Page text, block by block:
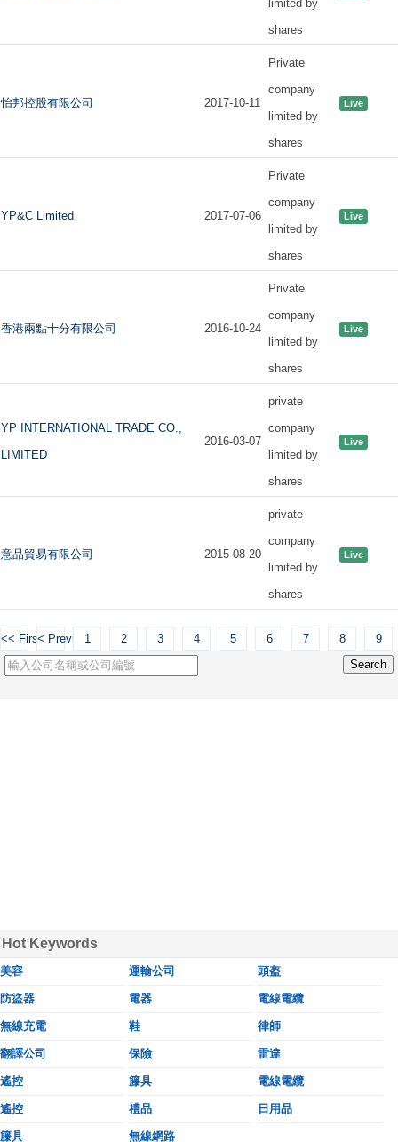
limited by
shares
怡邦控股有限公司 2017-10-11
Private
company
limited by
shares
Live
YP&C Limited 2017-07-06
Private
company
limited by
shares
Live
香港兩點十分有限公司 2016-10-24
Private
company
limited by
shares
Live
YP INTERNATIONAL TRADE CO.,
LIMITED
2016-03-07
private
company
limited by
shares
Live
意品貿易有限公司 2015-08-20
private
company
limited by
shares
Live
<< First< Previous1 2 3 4 5 6 7 8 9
Hot Keywords
美容 運輸公司 頭盔
防盜器 電器 電線電纜
無線充電 鞋 律師
翻譯公司 保險 雷達
遙控 籐具 電線電纜
遙控 禮品 日用品
籐具 無線網路